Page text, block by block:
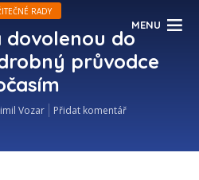
MENU
RADY
dovolenou do
průvodce
Vozar Přidat komentář